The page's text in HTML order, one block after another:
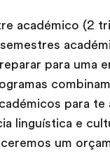
académico (2
para uma
para te
linguística e
um